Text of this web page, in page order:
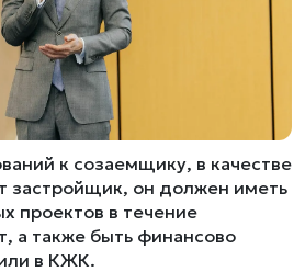
к созаемщику, в качестве
застройщик, он должен иметь
проектов в течение
а также быть финансово
в КЖК.